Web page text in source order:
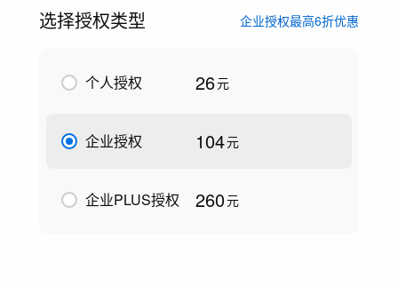
选择授权类型 企业授权最高6折优惠
个人授权 26元
企业授权 104元
企业PLUS授权 260元